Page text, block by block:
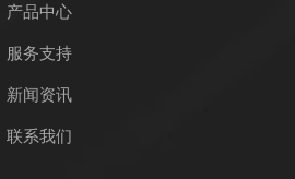
产品中心
服务支持
新闻资讯
联系我们